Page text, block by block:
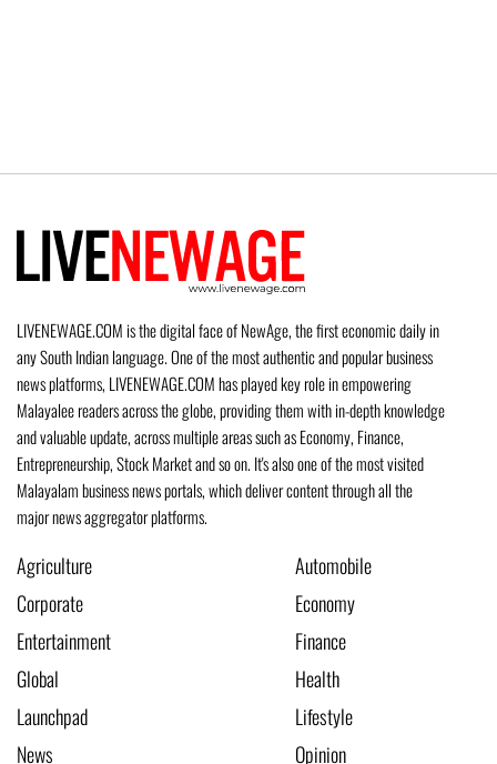
LIVENEWAGE.COM is the digital face of NewAge, the first economic daily in
any South Indian language. One of the most authentic and popular business
news platforms, LIVENEWAGE.COM has played key role in empowering
Malayalee readers across the globe, providing them with in-depth knowledge
and valuable update, across multiple areas such as Economy, Finance,
Entrepreneurship, Stock Market and so on. It's also one of the most visited
Malayalam business news portals, which deliver content through all the
major news aggregator platforms.
Agriculture
Automobile
Corporate
Economy
Entertainment
Finance
Global
Health
Launchpad
Lifestyle
News
Opinion